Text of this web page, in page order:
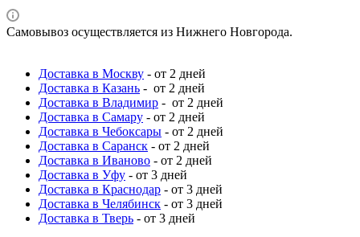
Самовывоз осуществляется из Нижнего Новгорода.
Доставка в Москву - от 2 дней
Доставка в Казань - от 2 дней
Доставка в Владимир - от 2 дней
Доставка в Самару - от 2 дней
Доставка в Чебоксары - от 2 дней
Доставка в Саранск - от 2 дней
Доставка в Иваново - от 2 дней
Доставка в Уфу - от 3 дней
Доставка в Краснодар - от 3 дней
Доставка в Челябинск - от 3 дней
Доставка в Тверь - от 3 дней